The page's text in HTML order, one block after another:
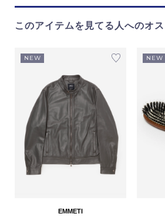
このアイテムを見てる人へのオス
NEW
EMMETI
NEW